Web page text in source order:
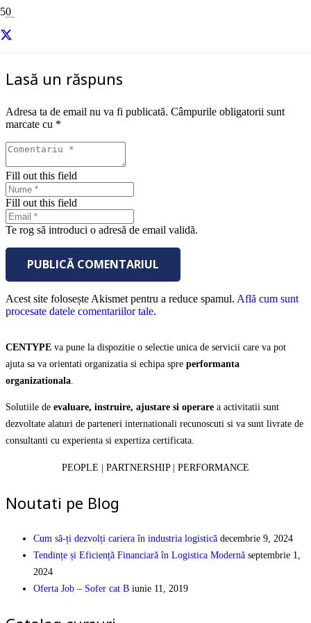
Lasă un răspuns
Adresa ta de email nu va fi publicată. Câmpurile obligatorii sunt
marcate cu *
Fill out this field
Fill out this field
Te rog să introduci o adresă de email validă.
PUBLICĂ COMENTARIUL
Acest site folosește Akismet pentru a reduce spamul. Află cum sunt
procesate datele comentariilor tale.
CENTYPE va pune la dispozitie o selectie unica de servicii care va pot
ajuta sa va orientati organizatia si echipa spre performanta
organizationala
Solutiile de evaluare, instruire, ajustare si operare a activitatii sunt
dezvoltate alaturi de parteneri internationali recunoscuti si va sunt livrate de
consultanti cu experienta si expertiza certificata.
PEOPLE | PARTNERSHIP | PERFORMANCE
Noutati pe Blog
Cum să-ți dezvolți cariera în industria logistică decembrie 9, 2024
Tendințe și Eficiență Financiară în Logistica Modernă septembrie 1,
2024
Oferta Job – Sofer cat B iunie 11, 2019